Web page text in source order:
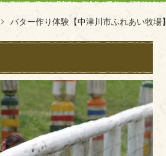
バター作り体験【中津川市ふれあい牧場】